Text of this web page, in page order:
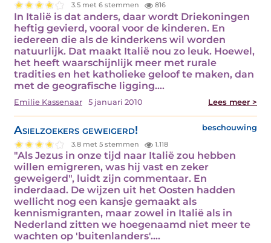
3.5 met 6 stemmen 816
In Italië is dat anders, daar wordt Driekoningen
heftig gevierd, vooral voor de kinderen. En
iedereen die als de kinderkens wil worden
natuurlijk. Dat maakt Italië nou zo leuk. Hoewel,
het heeft waarschijnlijk meer met rurale
tradities en het katholieke geloof te maken, dan
met de geografische ligging.…
Emilie Kassenaar 5 januari 2010 Lees meer >
Asielzoekers geweigerd! beschouwing
3.8 met 5 stemmen 1.118
"Als Jezus in onze tijd naar Italië zou hebben
willen emigreren, was hij vast en zeker
geweigerd", luidt zijn commentaar. En
inderdaad. De wijzen uit het Oosten hadden
wellicht nog een kansje gemaakt als
kennismigranten, maar zowel in Italië als in
Nederland zitten we hoegenaamd niet meer te
wachten op 'buitenlanders'.…